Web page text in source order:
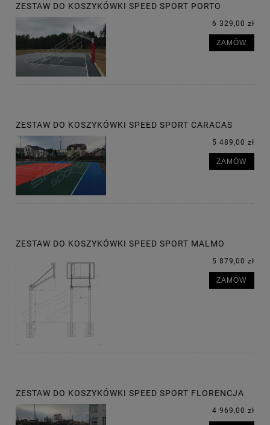
ZESTAW DO KOSZYKÓWKI SPEED SPORT PORTO
6 329,00 zł
ZAMÓW
ZESTAW DO KOSZYKÓWKI SPEED SPORT CARACAS
5 489,00 zł
ZAMÓW
ZESTAW DO KOSZYKÓWKI SPEED SPORT MALMO
5 879,00 zł
ZAMÓW
ZESTAW DO KOSZYKÓWKI SPEED SPORT FLORENCJA
4 969,00 zł